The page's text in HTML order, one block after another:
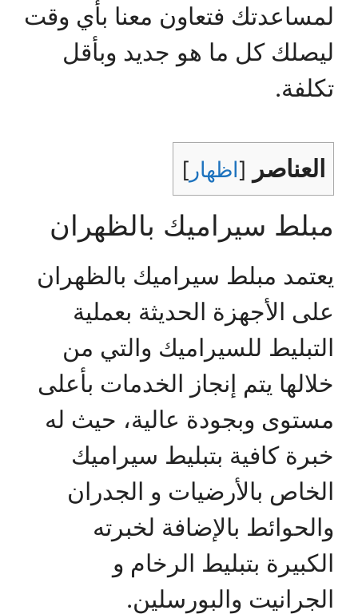
لمساعدتك فتعاون معنا بأي وقت
ليصلك كل ما هو جديد وبأقل
تكلفة.
العناصر [اظهار ]
مبلط سيراميك بالظهران
يعتمد مبلط سيراميك بالظهران
على الأجهزة الحديثة بعملية
التبليط للسيراميك والتي من
خلالها يتم إنجاز الخدمات بأعلى
مستوى وبجودة عالية، حيث له
خبرة كافية بتبليط سيراميك
الخاص بالأرضيات و الجدران
والحوائط بالإضافة لخبرته
الكبيرة بتبليط الرخام و
الجرانيت والبورسلين.